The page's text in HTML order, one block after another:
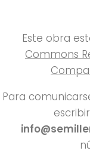
Este obra
Commons
Para